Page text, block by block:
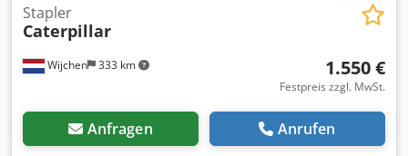
Wijchen 333 km
Stapler
Caterpillar
1.550 €
Festpreis zzgl. MwSt.
Anfragen Anrufen